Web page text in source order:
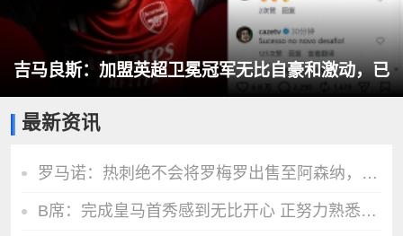
吉马良斯：加盟英超卫冕冠军无比自豪和激动，已
最新资讯
罗马诺：热刺绝不会将罗梅罗出售至阿森纳，马竞正在积极谈判
B席：完成皇马首秀感到无比开心 正努力熟悉队友们的特点